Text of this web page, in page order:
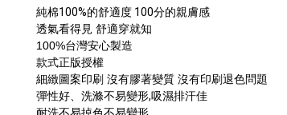
純棉100%的舒適度 100分的親膚感
透氣看得見 舒適穿就知
100%台灣安心製造
款式正版授權
細緻圖案印刷 沒有膠著變質 沒有印刷退色問題
彈性好、洗滌不易變形,吸濕排汗佳